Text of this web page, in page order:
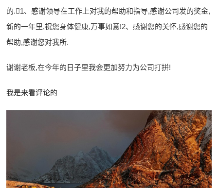
的.1、感谢领导在工作上对我的帮助和指导,感谢公司发的奖金,
新的一年里,祝您身体健康,万事如意!2、感谢您的关怀,感谢您的
帮助,感谢您对我所.
谢谢老板,在今年的日子里我会更加努力为公司打拼!
我是来看评论的